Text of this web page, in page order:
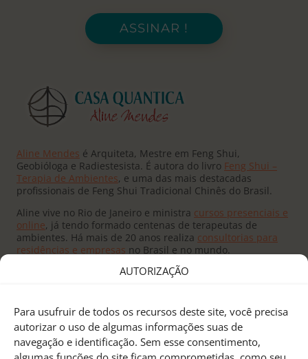
AUTORIZAÇÃO
Para usufruir de todos os recursos deste site, você precisa
autorizar o uso de algumas informações suas de
navegação e identificação. Sem esse consentimento,
ASSINAR !
Aline Mendes é Arquiteta, Mestre em Feng Shui,
Geobióloga e Radiestesista. É autora do livro Feng Shui –
Terapia de Ambientes, e uma das mais destacadas
profissionais de Feng Shui Tradicional Chinês do Brasil.
Aline vive no Rio de Janeiro e ministra cursos presenciais e
online, já tendo formado centenas de terapeutas de
ambientes. Há mais de 20 anos realiza consultorias para
residências e empresas no Brasil e no mundo.
Fundado pelo Mestre Joseph Yu no Canadá, o
Feng Shui